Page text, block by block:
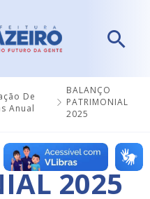
De
Anual
BALANÇO
PATRIMONIAL
2025
2025